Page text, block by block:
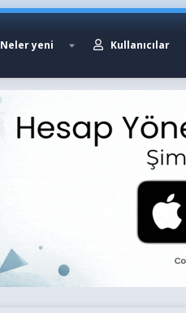
Neler yeni Kullanıcılar